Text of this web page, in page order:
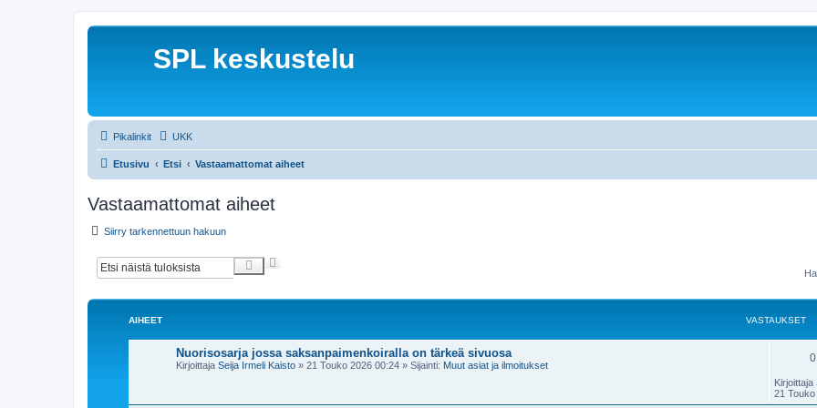
SPL keskustelu
Pikalinkit UKK
Etusivu Etsi Vastaamattomat aiheet
Vastaamattomat aiheet
Siirry tarkennettuun hakuun
t
i
k
n
e
t
h
AIHEET VASTAUKSET
Nuorisosarja jossa saksanpaimenkoiralla on tärkeä sivuosa
Kirjoittaja Seija Irmeli Kaisto » 21 Touko 2026 00:24 » Sijainti: Muut asiat ja ilmoitukset
0
Kirjoittaja
21